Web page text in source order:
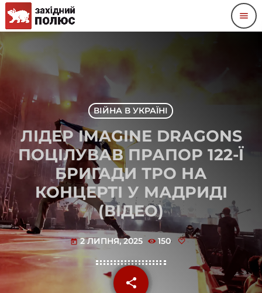
menu
ВІЙНА В УКРАЇНІ
ЛІДЕР IMAGINE DRAGONS
ПОЦІЛУВАВ ПРАПОР 122-Ї
БРИГАДИ ТРО НА
КОНЦЕРТІ У МАДРИДІ
(ВІДЕО)
today 2 ЛИПНЯ, 2025 150
share
email